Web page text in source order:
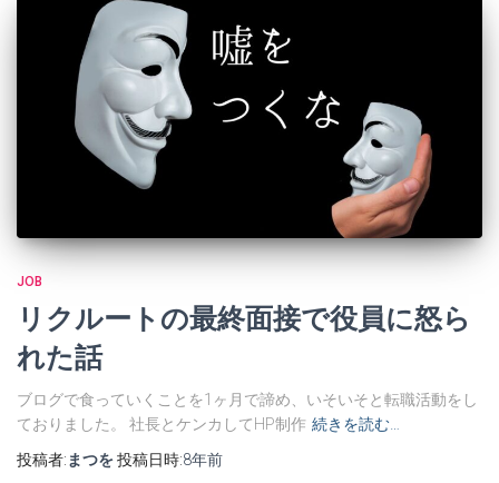
JOB
リクルートの最終面接で役員に怒ら
れた話
ブログで食っていくことを1ヶ月で諦め、いそいそと転職活動をし
ておりました。 社長とケンカしてHP制作 続きを読む…
投稿者:まつを投稿日時:8年前